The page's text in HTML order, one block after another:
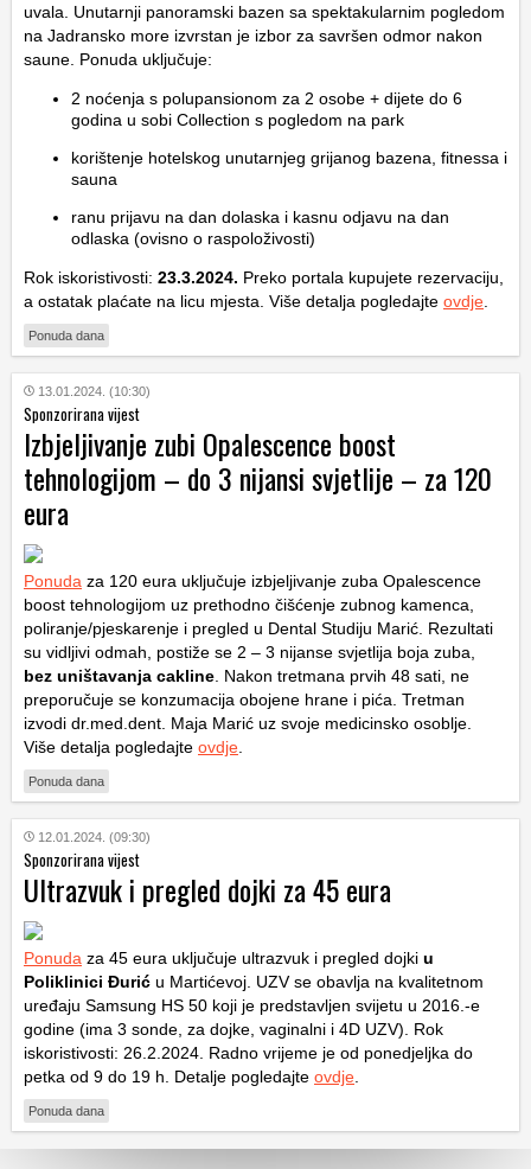
uvala. Unutarnji panoramski bazen sa spektakularnim pogledom
na Jadransko more izvrstan je izbor za savršen odmor nakon
saune. Ponuda uključuje:
2 noćenja s polupansionom za 2 osobe + dijete do 6
godina u sobi Collection s pogledom na park
korištenje hotelskog unutarnjeg grijanog bazena, fitnessa i
sauna
ranu prijavu na dan dolaska i kasnu odjavu na dan
odlaska (ovisno o raspoloživosti)
Rok iskoristivosti: 23.3.2024. Preko portala kupujete rezervaciju,
a ostatak plaćate na licu mjesta. Više detalja pogledajte ovdje.
Ponuda dana
13.01.2024. (10:30)
Sponzorirana vijest
Izbjeljivanje zubi Opalescence boost
tehnologijom – do 3 nijansi svjetlije – za 120
eura
Ponuda za 120 eura uključuje izbjeljivanje zuba Opalescence
boost tehnologijom uz prethodno čišćenje zubnog kamenca,
poliranje/pjeskarenje i pregled u Dental Studiju Marić. Rezultati
su vidljivi odmah, postiže se 2 – 3 nijanse svjetlija boja zuba,
bez uništavanja cakline. Nakon tretmana prvih 48 sati, ne
preporučuje se konzumacija obojene hrane i pića. Tretman
izvodi dr.med.dent. Maja Marić uz svoje medicinsko osoblje.
Više detalja pogledajte ovdje.
Ponuda dana
12.01.2024. (09:30)
Sponzorirana vijest
Ultrazvuk i pregled dojki za 45 eura
Ponuda za 45 eura uključuje ultrazvuk i pregled dojki u
Poliklinici Đurić u Martićevoj. UZV se obavlja na kvalitetnom
uređaju Samsung HS 50 koji je predstavljen svijetu u 2016.-e
godine (ima 3 sonde, za dojke, vaginalni i 4D UZV). Rok
iskoristivosti: 26.2.2024. Radno vrijeme je od ponedjeljka do
petka od 9 do 19 h. Detalje pogledajte ovdje.
Ponuda dana